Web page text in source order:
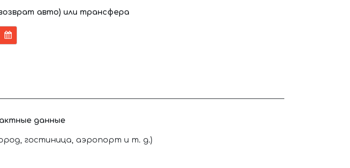
авто) или трансфера
данные
гостиница, аэропорт и т. д.)